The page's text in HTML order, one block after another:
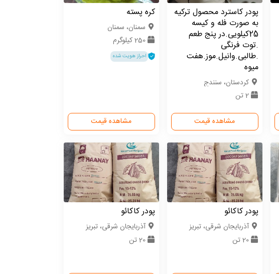
پودر کاسترد محصول ترکیه
به صورت فله و کیسه
25کیلویی.در پنج طعم
.توت فرنگی
.طالبی.وانیل.موز.هفت
میوه
كردستان، سنندج
2 تن
مشاهده قیمت
کره پسته
سمنان، سمنان
250 کیلوگرم
احراز هویت شده
مشاهده قیمت
پودر کاکائو
آذربایجان شرقی، تبریز
20 تن
پودر کاکائو
آذربایجان شرقی، تبریز
20 تن